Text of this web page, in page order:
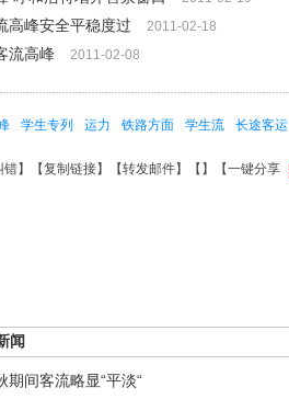
高峰安全平稳度过 2011-02-18
流高峰 2011-02-08
学生专列 运力 铁路方面 学生流 长途客运
错】【复制链接】【转发邮件】【 】 【一键分享
闻
间客流略显“平淡“